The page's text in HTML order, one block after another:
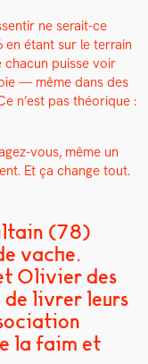
ne serait-ce
en étant sur le ter­rain
cha­cun puisse voir
— même dans des
n’est pas théorique :
vous, même un
Et ça change tout.
(78)
vache.
Olivier des
livrer leurs
la faim et